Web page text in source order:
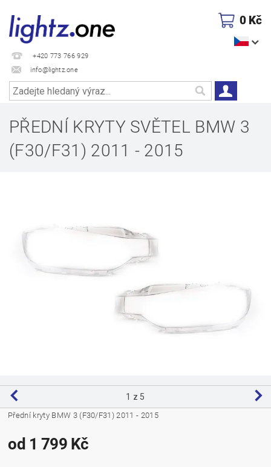
+420 773 766 929
info@lightz.one
0 Kč
PŘEDNÍ KRYTY SVĚTEL BMW 3
(F30/F31) 2011 - 2015
1 z 5
Přední kryty BMW 3 (F30/F31) 2011 - 2015
od 1 799 Kč